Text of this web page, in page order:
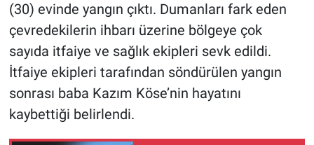
(30) evinde yangın çıktı. Dumanları fark eden
çevredekilerin ihbarı üzerine bölgeye çok
sayıda itfaiye ve sağlık ekipleri sevk edildi.
İtfaiye ekipleri tarafından söndürülen yangın
sonrası baba Kazım Köse’nin hayatını
kaybettiği belirlendi.
MAGAZİN
Bilim, Teknoloji
ASAYİŞ